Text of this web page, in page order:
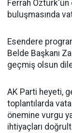
Ferrah Öztürk'ün
buluşmasında
Esendere
Belde Başkanı
geçmiş olsun
AK Parti heyeti,
toplantılarda
önemine vurgu
ihtiyaçları